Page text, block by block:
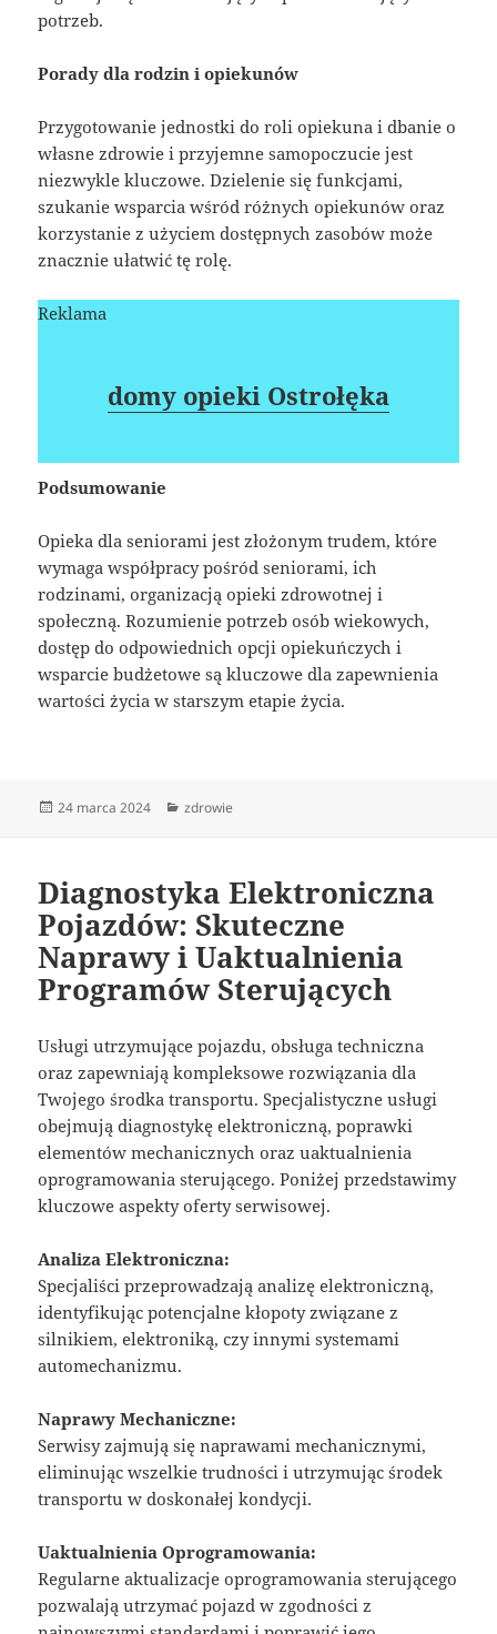
potrzeb.
Porady dla rodzin i opiekunów
Przygotowanie jednostki do roli opiekuna i dbanie o
własne zdrowie i przyjemne samopoczucie jest
niezwykle kluczowe. Dzielenie się funkcjami,
szukanie wsparcia wśród różnych opiekunów oraz
korzystanie z użyciem dostępnych zasobów może
znacznie ułatwić tę rolę.
Reklama
domy opieki Ostrołęka
Podsumowanie
Opieka dla seniorami jest złożonym trudem, które
wymaga współpracy pośród seniorami, ich
rodzinami, organizacją opieki zdrowotnej i
społeczną. Rozumienie potrzeb osób wiekowych,
dostęp do odpowiednich opcji opiekuńczych i
wsparcie budżetowe są kluczowe dla zapewnienia
wartości życia w starszym etapie życia.
Data
24 marca 2024 Kategorie
zdrowie
Diagnostyka Elektroniczna
Pojazdów: Skuteczne
Naprawy i Uaktualnienia
Programów Sterujących
Usługi utrzymujące pojazdu, obsługa techniczna
oraz zapewniają kompleksowe rozwiązania dla
Twojego środka transportu. Specjalistyczne usługi
obejmują diagnostykę elektroniczną, poprawki
elementów mechanicznych oraz uaktualnienia
oprogramowania sterującego. Poniżej przedstawimy
kluczowe aspekty oferty serwisowej.
Analiza Elektroniczna:
Specjaliści przeprowadzają analizę elektroniczną,
identyfikując potencjalne kłopoty związane z
silnikiem, elektroniką, czy innymi systemami
automechanizmu.
Naprawy Mechaniczne:
Serwisy zajmują się naprawami mechanicznymi,
eliminując wszelkie trudności i utrzymując środek
transportu w doskonałej kondycji.
Uaktualnienia Oprogramowania:
Regularne aktualizacje oprogramowania sterującego
pozwalają utrzymać pojazd w zgodności z